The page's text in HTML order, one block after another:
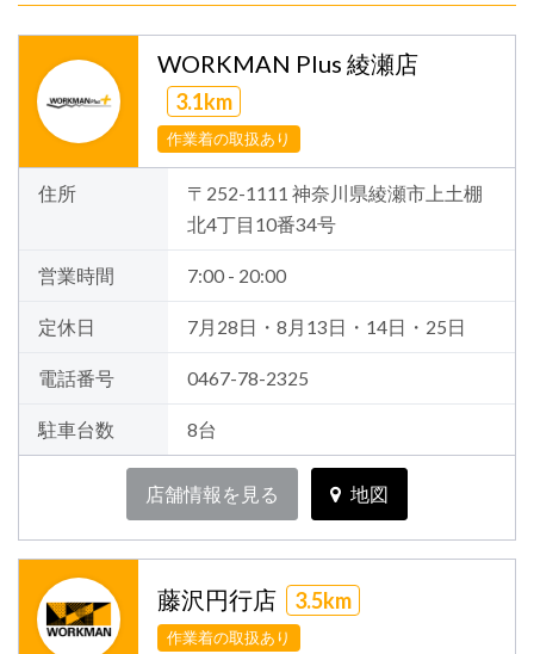
WORKMAN Plus 綾瀬店
3.1km
作業着の取扱あり
住所
〒252-1111 神奈川県綾瀬市上土棚
北4丁目10番34号
営業時間 7:00 - 20:00
定休日 7月28日・8月13日・14日・25日
電話番号 0467-78-2325
駐車台数 8台
店舗情報を見る 地図
藤沢円行店 3.5km
作業着の取扱あり